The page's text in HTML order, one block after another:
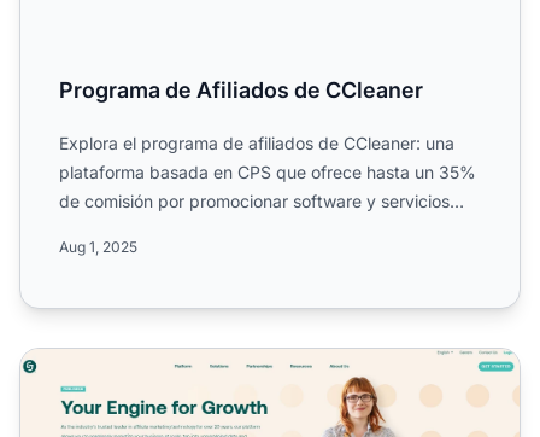
Programa de Afiliados de CCleaner
Explora el programa de afiliados de CCleaner: una
plataforma basada en CPS que ofrece hasta un 35%
de comisión por promocionar software y servicios
Aug 1, 2025
Programa de Afiliados CJ